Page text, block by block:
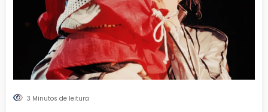
3 Minutos de leitura